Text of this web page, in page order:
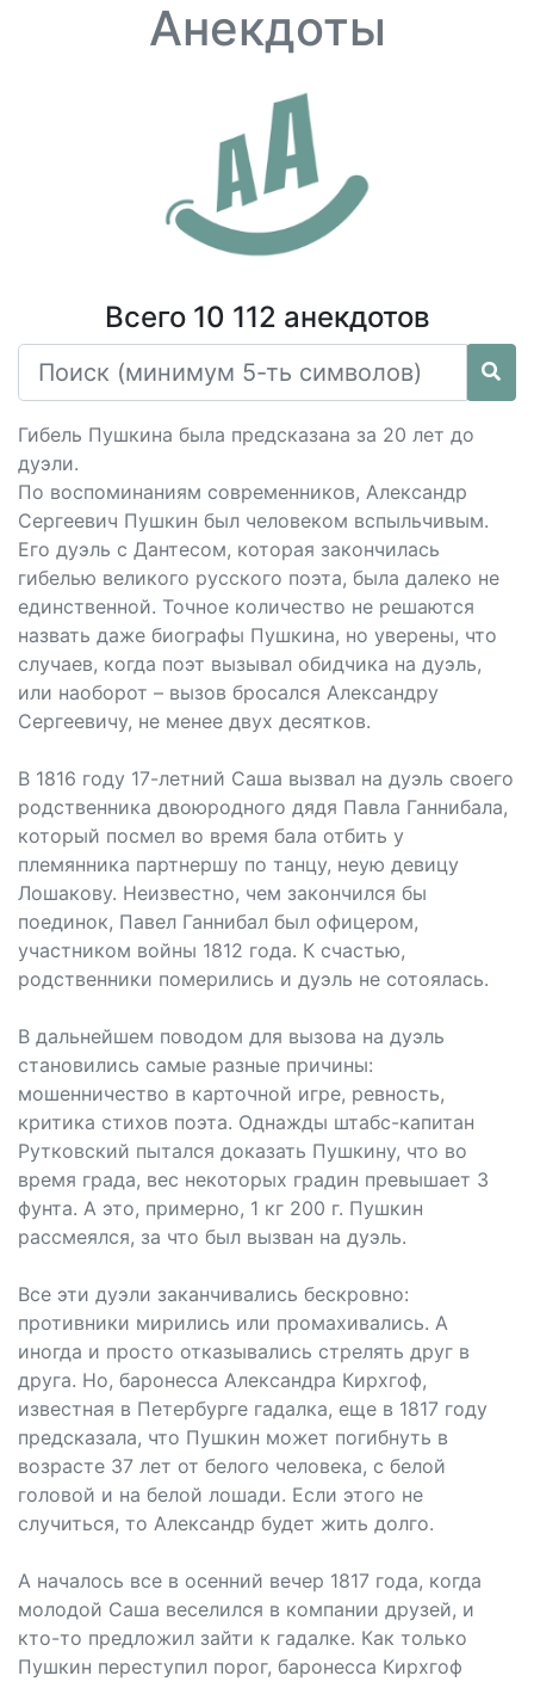
Анекдоты
Всего 10 112 анекдотов
Гибель Пушкина была предсказана за 20 лет до
дуэли.
По воспоминаниям современников, Александр
Сергеевич Пушкин был человеком вспыльчивым.
Его дуэль с Дантесом, которая закончилась
гибелью великого русского поэта, была далеко не
единственной. Точное количество не решаются
назвать даже биографы Пушкина, но уверены, что
случаев, когда поэт вызывал обидчика на дуэль,
или наоборот – вызов бросался Александру
Сергеевичу, не менее двух десятков.
В 1816 году 17-летний Саша вызвал на дуэль своего
родственника двоюродного дядя Павла Ганнибала,
который посмел во время бала отбить у
племянника партнершу по танцу, неую девицу
Лошакову. Неизвестно, чем закончился бы
поединок, Павел Ганнибал был офицером,
участником войны 1812 года. К счастью,
родственники померились и дуэль не сотоялась.
В дальнейшем поводом для вызова на дуэль
становились самые разные причины:
мошенничество в карточной игре, ревность,
критика стихов поэта. Однажды штабс-капитан
Рутковский пытался доказать Пушкину, что во
время града, вес некоторых градин превышает 3
фунта. А это, примерно, 1 кг 200 г. Пушкин
рассмеялся, за что был вызван на дуэль.
Все эти дуэли заканчивались бескровно:
противники мирились или промахивались. А
иногда и просто отказывались стрелять друг в
друга. Но, баронесса Александра Кирхгоф,
известная в Петербурге гадалка, еще в 1817 году
предсказала, что Пушкин может погибнуть в
возрасте 37 лет от белого человека, с белой
головой и на белой лошади. Если этого не
случиться, то Александр будет жить долго.
А началось все в осенний вечер 1817 года, когда
молодой Саша веселился в компании друзей, и
кто-то предложил зайти к гадалке. Как только
Пушкин переступил порог, баронесса Кирхгоф